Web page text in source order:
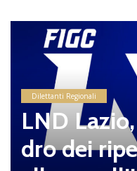
ordini di
a. Il DG
o della
to,
adra nel
sibile”